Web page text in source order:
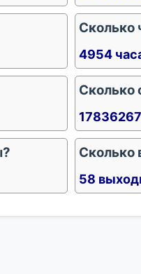
Сколько
4954
Сколько
Сколько
58